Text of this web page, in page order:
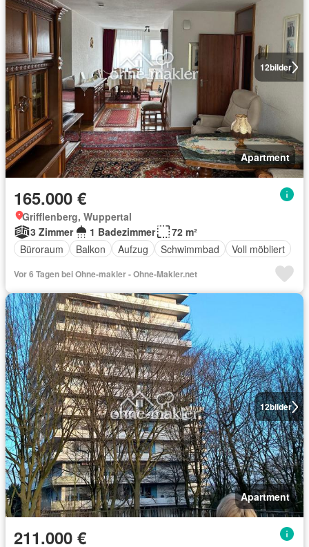
12bilder
Apartment
165.000 €
Grifflenberg, Wuppertal
3 Zimmer
1 Badezimmer
72 m²
Büroraum
Balkon Aufzug Schwimmbad Voll möbliert
Vor 6 Tagen bei Ohne-makler - Ohne-Makler.net
12bilder
Apartment
211.000 €